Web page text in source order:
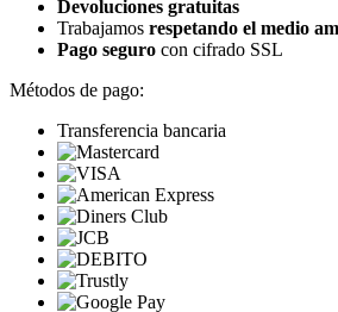
Devoluciones gratuitas
Trabajamos respetando el medio
Pago seguro con cifrado SSL
Métodos de pago:
Transferencia bancaria